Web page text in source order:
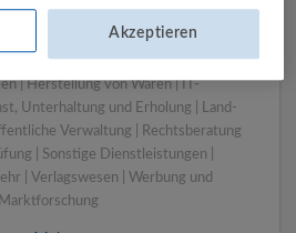
bei Salzburg
und Gastronomie | Einzelhandel |
und Versicherungsleistungen |
| Herstellung von Waren | IT-
Unterhaltung und Erholung | Land-
Verwaltung | Rechtsberatung
| Sonstige Dienstleistungen |
| Verlagswesen | Werbung und
Marktforschung
Akzeptieren